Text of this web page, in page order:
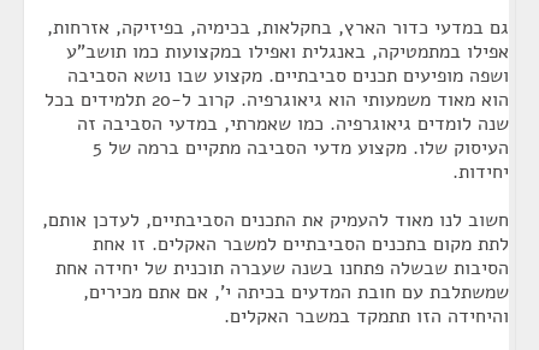
גם במדעי כדור הארץ, בחקלאות, בכימיה, בפיזיקה, אזרחות,
אפילו במתמטיקה, באנגלית ואפילו במקצועות כמו תושב"ע
ושפה מופיעים תכנים סביבתיים. מקצוע שבו נושא הסביבה
הוא מאוד משמעותי הוא גיאוגרפיה. קרוב ל-20 תלמידים בכל
שנה לומדים גיאוגרפיה. כמו שאמרתי, במדעי הסביבה זה
העיסוק שלו. מקצוע מדעי הסביבה מתקיים ברמה של 5
יחידות.
חשוב לנו מאוד להעמיק את התכנים הסביבתיים, לעדכן אותם,
לתת מקום בתכנים הסביבתיים למשבר האקלים. זו אחת
הסיבות שבשלה פתחנו בשנה שעברה תוכנית של יחידה אחת
שמשתלבת עם חובת המדעים בכיתה י', אם אתם מכירים,
והיחידה הזו תתמקד במשבר האקלים.